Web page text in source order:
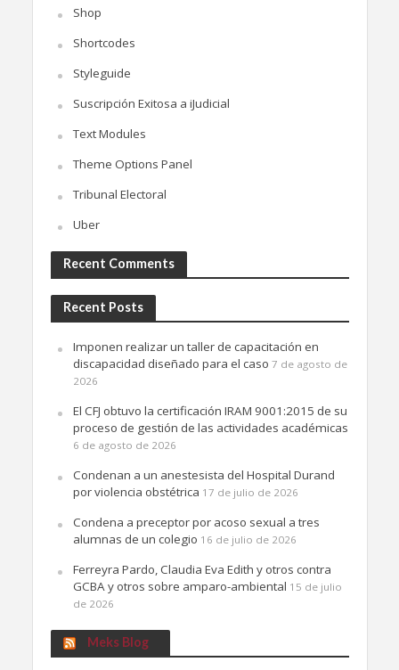
Shop
Shortcodes
Styleguide
Suscripción Exitosa a iJudicial
Text Modules
Theme Options Panel
Tribunal Electoral
Uber
Recent Comments
Recent Posts
Imponen realizar un taller de capacitación en
discapacidad diseñado para el caso 7 de agosto de
2026
El CFJ obtuvo la certificación IRAM 9001:2015 de su
proceso de gestión de las actividades académicas
6 de agosto de 2026
Condenan a un anestesista del Hospital Durand
por violencia obstétrica 17 de julio de 2026
Condena a preceptor por acoso sexual a tres
alumnas de un colegio 16 de julio de 2026
Ferreyra Pardo, Claudia Eva Edith y otros contra
GCBA y otros sobre amparo-ambiental 15 de julio
de 2026
Meks Blog